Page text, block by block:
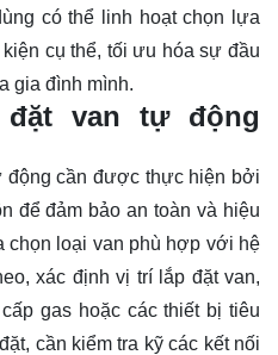
có thể linh hoạt chọn lựa
cụ thể, tối ưu hóa sự đầu
gia đình mình.
van tự động
động cần được thực hiện bởi
để đảm bảo an toàn và hiệu
chọn loại van phù hợp với hệ
xác định vị trí lắp đặt van,
gas hoặc các thiết bị tiêu
cần kiểm tra kỹ các kết nối